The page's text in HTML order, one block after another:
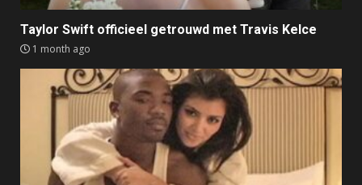
Taylor Swift officieel getrouwd met Travis Kelce
1 month ago